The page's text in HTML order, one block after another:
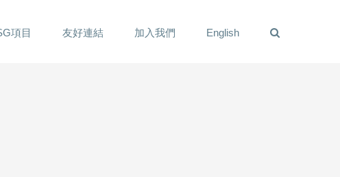
項目 友好連結 加入我們 English